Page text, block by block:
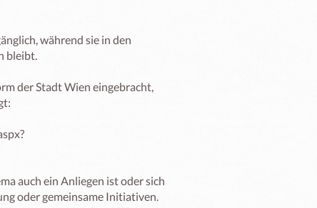
während sie in den
bleibt.
der Stadt Wien eingebracht,
auch ein Anliegen ist oder sich
oder gemeinsame Initiativen.